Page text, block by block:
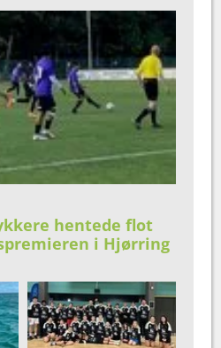
hentede flot
i Hjørring